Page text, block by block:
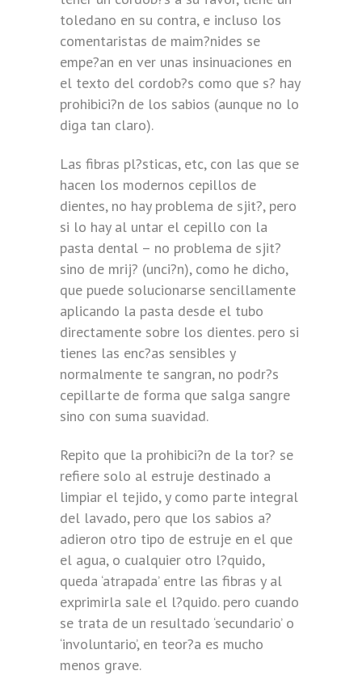
toledano en su contra, e incluso los
comentaristas de maim?nides se
empe?an en ver unas insinuaciones en
el texto del cordob?s como que s? hay
prohibici?n de los sabios (aunque no lo
diga tan claro).
Las fibras pl?sticas, etc, con las que se
hacen los modernos cepillos de
dientes, no hay problema de sjit?, pero
si lo hay al untar el cepillo con la
pasta dental – no problema de sjit?
sino de mrij? (unci?n), como he dicho,
que puede solucionarse sencillamente
aplicando la pasta desde el tubo
directamente sobre los dientes. pero si
tienes las enc?as sensibles y
normalmente te sangran, no podr?s
cepillarte de forma que salga sangre
sino con suma suavidad.
Repito que la prohibici?n de la tor? se
refiere solo al estruje destinado a
limpiar el tejido, y como parte integral
del lavado, pero que los sabios a?
adieron otro tipo de estruje en el que
el agua, o cualquier otro l?quido,
queda ‘atrapada’ entre las fibras y al
exprimirla sale el l?quido. pero cuando
se trata de un resultado ‘secundario’ o
‘involuntario’, en teor?a es mucho
menos grave.